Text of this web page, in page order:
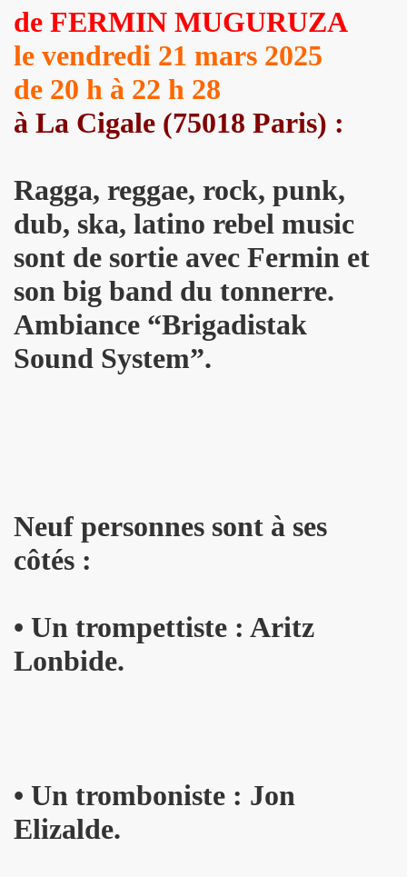
de FERMIN MUGURUZA
le vendredi 21 mars 2025
de 20 h à 22 h 28
à La Cigale (75018 Paris) :
Ragga, reggae, rock, punk,
dub, ska, latino rebel music
sont de sortie avec Fermin et
son big band du tonnerre.
Ambiance “Brigadistak
Sound System”.
Neuf personnes sont à ses
côtés :
• Un trompettiste : Aritz
Lonbide.
• Un tromboniste : Jon
Elizalde.
setlists.
set-lists.
fanzine L ORDONNANCE (2004).
: concerts, spectacles, expositions, cabaret, etc.
"AJASPHERE" le 28 octobre 2025 au Petit Bain (75013
"OK KO" le 16 octobre 2025 au Zenith (Paris) : chronique
UNKNOWN" le 27 septembre 2025 a Gouvieux (60) :
"AJASPHERE" le 30 août 2025 en la chapelle Reille
"I DIG THAT BOP" le 28 juin 2025 a Louvres (95) :
le 24 juin 2025, terre plein central du boulevard
le 10 juin 2025 au Cafe de la Danse
UNKNOWN" (2024, corealise par Les Spunyboys et
"AJASPHERE" le 15 mai 2025 au Badaboum (Paris) :
2024" le 21 mars 2025 a La Cigale (Paris) : chronique
(2024) de VIKTOR HUGANET : chronique detaillee.